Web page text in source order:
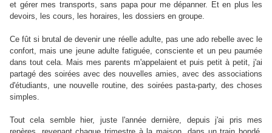
et gérer mes transports, sans papa pour me dépanner. Et en plus les
devoirs, les cours, les horaires, les dossiers en groupe.
Ce fût si brutal de devenir une réelle adulte, pas une ado rebelle avec le
confort, mais une jeune adulte fatiguée, consciente et un peu paumée
dans tout cela. Mais mes parents m'appelaient et puis petit à petit, j'ai
partagé des soirées avec des nouvelles amies, avec des associations
d'étudiants, une nouvelle routine, des soirées pasta-party, des choses
simples.
Tout cela semble hier, juste l'année dernière, depuis j'ai pris mes